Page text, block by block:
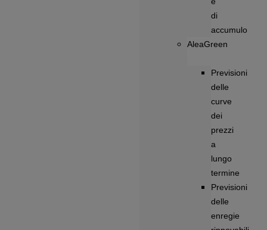
di
accumulo
AleaGreen
Previsioni
delle
curve
dei
prezzi
a
lungo
termine
Previsioni
delle
enregie